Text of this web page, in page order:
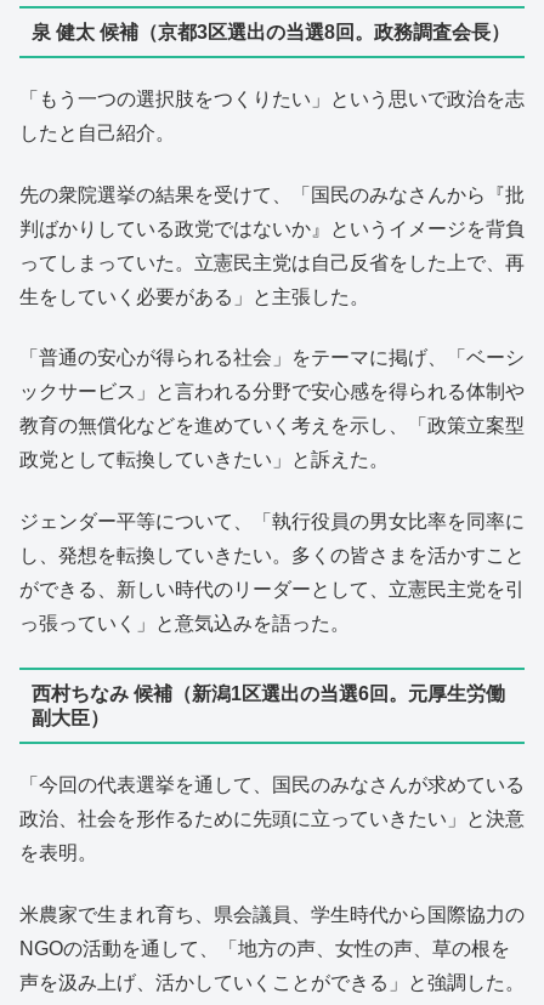
泉 健太 候補（京都3区選出の当選8回。政務調査会長）
「もう一つの選択肢をつくりたい」という思いで政治を志
したと自己紹介。
先の衆院選挙の結果を受けて、「国民のみなさんから『批
判ばかりしている政党ではないか』というイメージを背負
ってしまっていた。立憲民主党は自己反省をした上で、再
生をしていく必要がある」と主張した。
「普通の安心が得られる社会」をテーマに掲げ、「ベーシ
ックサービス」と言われる分野で安心感を得られる体制や
教育の無償化などを進めていく考えを示し、「政策立案型
政党として転換していきたい」と訴えた。
ジェンダー平等について、「執行役員の男女比率を同率に
し、発想を転換していきたい。多くの皆さまを活かすこと
ができる、新しい時代のリーダーとして、立憲民主党を引
っ張っていく」と意気込みを語った。
西村ちなみ 候補（新潟1区選出の当選6回。元厚生労働
副大臣）
「今回の代表選挙を通して、国民のみなさんが求めている
政治、社会を形作るために先頭に立っていきたい」と決意
を表明。
米農家で生まれ育ち、県会議員、学生時代から国際協力の
NGOの活動を通して、「地方の声、女性の声、草の根を
声を汲み上げ、活かしていくことができる」と強調した。